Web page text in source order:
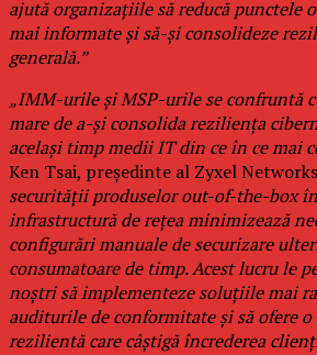
ajută organizațiile să reducă punctele
mai informate și să-și consolideze
generală.”
„IMM-urile și MSP-urile se confruntă
mare de a-și consolida reziliența
același timp medii IT din ce în ce mai
Ken Tsai, președinte al Zyxel
securității produselor out-of-the-box
infrastructură de rețea minimizează
configurări manuale de securizare
consumatoare de timp. Acest lucru le
noștri să implementeze soluțiile mai
auditurile de conformitate și să ofere o
rezilientă care câștigă încrederea